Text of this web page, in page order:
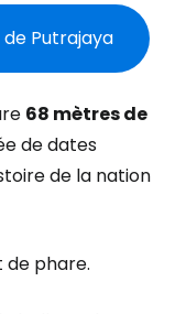
Putrajaya
68 mètres de
de dates
de la nation
de phare.